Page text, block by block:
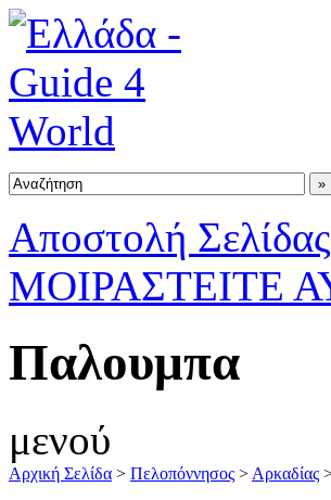
Αποστολή
ΜΟΙΡΑΣΤΕΙΤΕ
Παλουμπα
μενού
Αρχική Σελίδα > Πελοπόννησος > Αρκαδίας